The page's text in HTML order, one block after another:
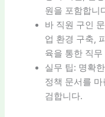
원을 포함합니
바 직원 구인
업 환경 구축,
육을 통한 직
실무 팁: 명확
정책 문서를
검합니다.